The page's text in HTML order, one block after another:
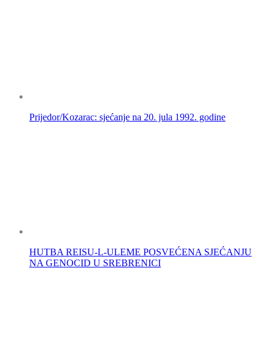
Prijedor/Kozarac: sjećanje na 20. jula 1992. godine
HUTBA REISU-L-ULEME POSVEĆENA SJEĆANJU
NA GENOCID U SREBRENICI